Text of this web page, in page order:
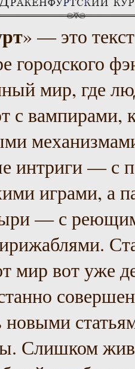
» — это
городского
мир, где
с вампирами,
интриги — с
играми, а
— с
мир вот уже
новыми
Слишком